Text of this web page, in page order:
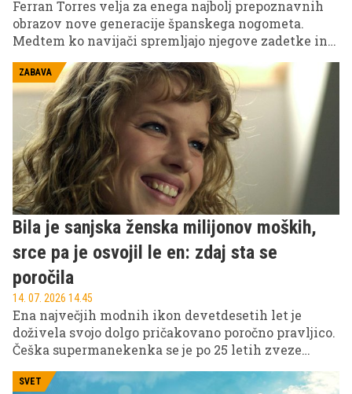
Ferran Torres velja za enega najbolj prepoznavnih
obrazov nove generacije španskega nogometa.
Medtem ko navijači spremljajo njegove zadetke in
zanimanja vzbuja tudi njegovo zasebno življenje –
predvsem zveza z eno najbolj znanih mladih Špank.
ZABAVA
Bila je sanjska ženska milijonov moških,
srce pa je osvojil le en: zdaj sta se
poročila
14. 07. 2026 14.45
Ena največjih modnih ikon devetdesetih let je
doživela svojo dolgo pričakovano poročno pravljico.
Češka supermanekenka se je po 25 letih zveze
SVET